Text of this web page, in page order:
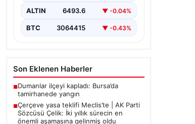
ALTIN 6493.6 ▼ -0.04%
BTC 3064415 ▼ -0.43%
Son Eklenen Haberler
■Dumanlar ilçeyi kapladı: Bursa’da
tamirhanede yangın
■Çerçeve yasa teklifi Meclis’te | AK Parti
Sözcüsü Çelik: İki yıllık sürecin en
önemli aşamasına gelinmiş oldu